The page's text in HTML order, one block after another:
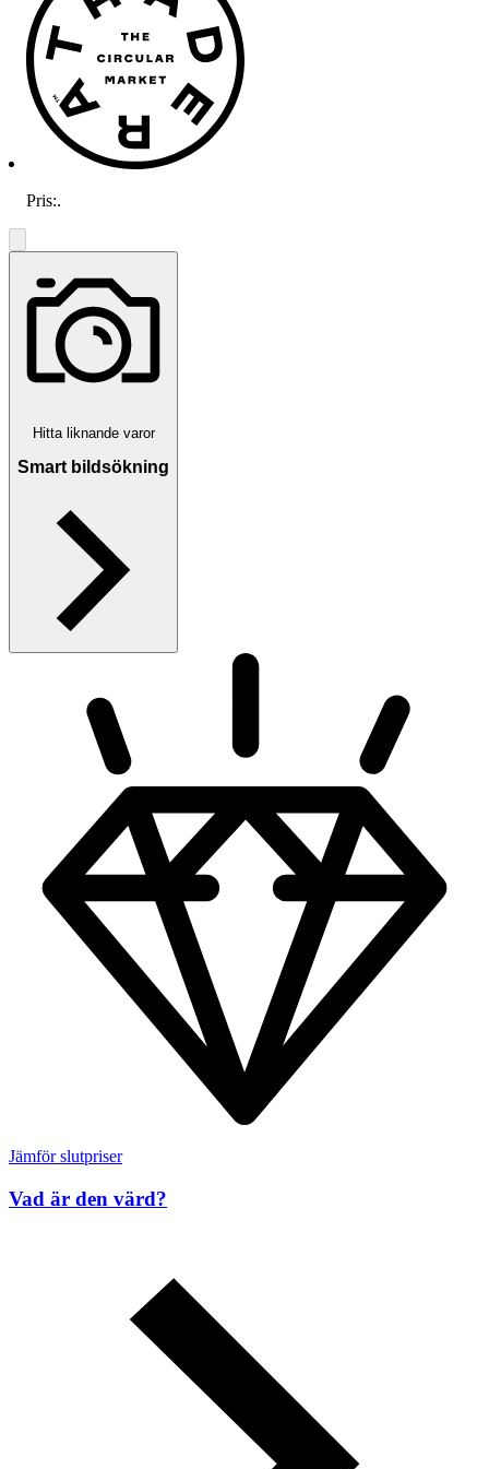
Pris:.
Hitta liknande varor
Smart bildsökning
Jämför slutpriser
Vad är den värd?